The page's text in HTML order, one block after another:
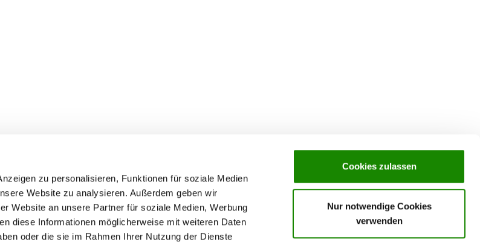
zu personalisieren, Funktionen für soziale Medien
Website zu analysieren. Außerdem geben wir
Website an unsere Partner für soziale Medien, Werbung
diese Informationen möglicherweise mit weiteren Daten
oder die sie im Rahmen Ihrer Nutzung der Dienste
Cookies zulassen
Nur notwendige Cookies
verwenden
Events
Association's main events
Supra-regional events VDH/FCI
Service
Become a member
Paymentsystem